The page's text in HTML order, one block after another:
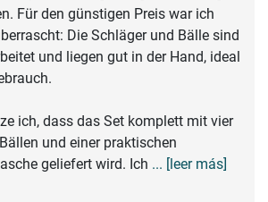
Für den günstigen Preis war ich
Die Schläger und Bälle sind
und liegen gut in der Hand, ideal
ich, dass das Set komplett mit vier
und einer praktischen
geliefert wird. Ich ... [leer más]